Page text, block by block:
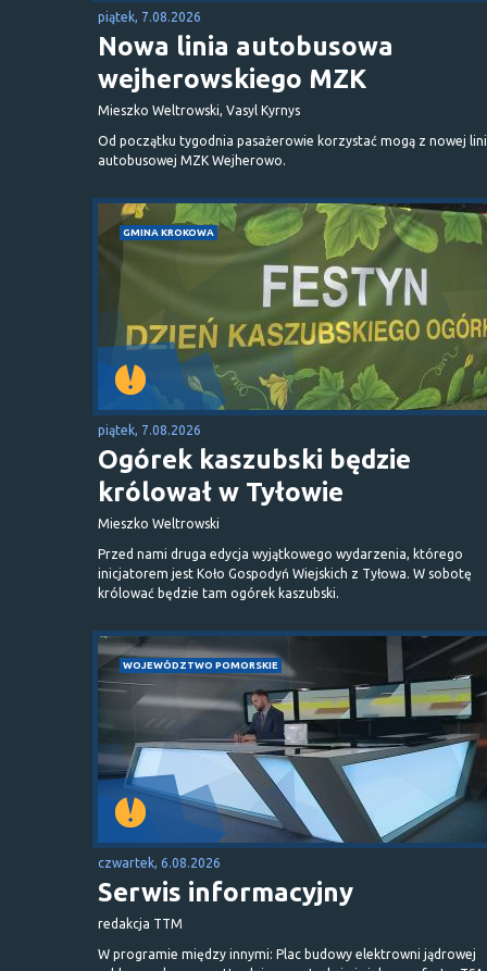
piątek, 7.08.2026
Nowa linia autobusowa
wejherowskiego MZK
Mieszko Weltrowski, Vasyl Kyrnys
Od początku tygodnia pasażerowie korzystać mogą z nowej
autobusowej MZK Wejherowo.
GMINA KROKOWA
piątek, 7.08.2026
Ogórek kaszubski będzie
królował w Tyłowie
Mieszko Weltrowski
Przed nami druga edycja wyjątkowego wydarzenia, którego
inicjatorem jest Koło Gospodyń Wiejskich z Tyłowa. W sobotę
królować będzie tam ogórek kaszubski.
WOJEWÓDZTWO POMORSKIE
czwartek, 6.08.2026
Serwis informacyjny
redakcja TTM
W programie między innymi: Plac budowy elektrowni jądrowej